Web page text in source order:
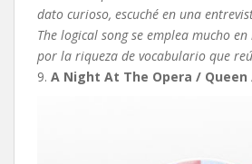
dato curioso, escuché en una
The logical song se emplea mucho
por la riqueza de vocabulario que
9. A Night At The Opera / Queen